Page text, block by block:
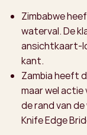
Zimbabwe
waterval. De
ansichtkaart-
kant.
Zambia heeft
maar wel actie
de rand van
Knife Edge